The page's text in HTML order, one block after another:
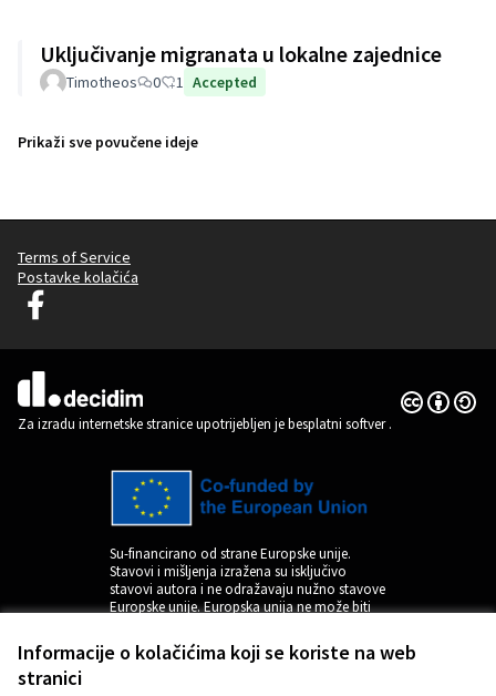
Informacije o kolačićima koji se koriste na web
stranici
Uključivanje migranata u lokalne zajednice
Timotheos 0 1 Accepted
Prikaži sve povučene ideje
Terms of Service
Postavke kolačića
Decidim Ljubljana na Facebooku
(Vanjska poveznica)
Za izradu internetske stranice upotrijebljen je besplatni softver.
Licencija
(Vanjska
Su-financirano od strane Europske unije.
Stavovi i mišljenja izražena su isključivo
stavovi autora i ne odražavaju nužno stavove
Europske unije. Europska unija ne može biti